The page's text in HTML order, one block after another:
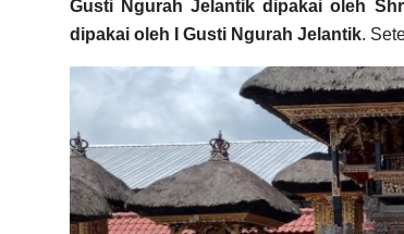
Gusti Ngurah Jelantik dipakai oleh
dipakai oleh I Gusti Ngurah Jelantik.